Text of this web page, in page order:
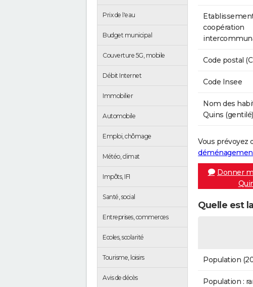
Prix de l'eau
Budget municipal
Couverture 5G, mobile
Débit Internet
Immobilier
Automobile
Emploi, chômage
Météo, climat
Impôts, IFI
Santé, social
Entreprises, commerces
Ecoles, scolarité
Tourisme, loisirs
Avis de décès
coopération
Code postal
Code Insee
Nom des
Quins (gentilé)
Vous prévoyez
Donner
Quelle est
Population
Population :